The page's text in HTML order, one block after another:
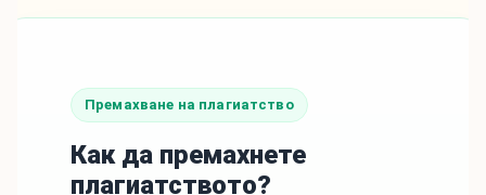
Премахване на плагиатство
Как да премахнете
плагиатството?